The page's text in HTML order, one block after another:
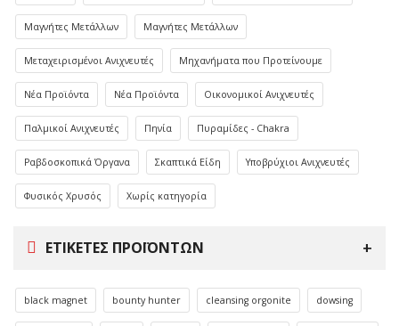
Μαγνήτες Μετάλλων Μαγνήτες Μετάλλων
Μεταχειρισμένοι Ανιχνευτές Μηχανήματα που Προτείνουμε
Νέα Προϊόντα Νέα Προϊόντα Οικονομικοί Ανιχνευτές
Παλμικοί Ανιχνευτές Πηνία Πυραμίδες - Chakra
Ραβδοσκοπικά Όργανα Σκαπτικά Είδη Υποβρύχιοι Ανιχνευτές
Φυσικός Χρυσός Χωρίς κατηγορία
ΕΤΙΚΈΤΕΣ ΠΡΟΪΌΝΤΩΝ
black magnet bounty hunter cleansing orgonite dowsing